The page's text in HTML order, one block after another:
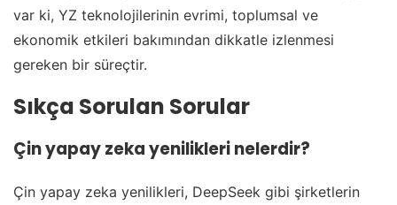
var ki, YZ teknolojilerinin evrimi, toplumsal ve
ekonomik etkileri bakımından dikkatle izlenmesi
gereken bir süreçtir.
Sıkça Sorulan Sorular
Çin yapay zeka yenilikleri nelerdir?
Çin yapay zeka yenilikleri, DeepSeek gibi şirketlerin